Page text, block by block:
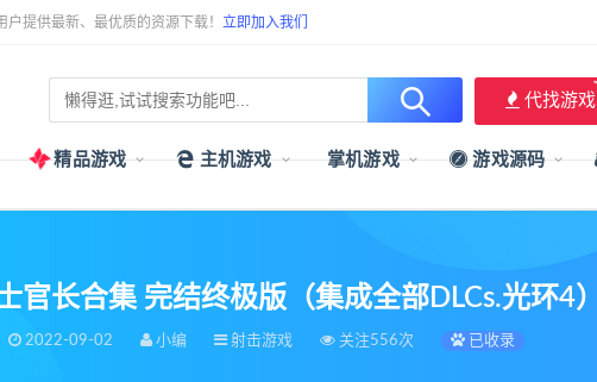
提供最新、最优质的资源下载！ 立即加入我们
代找游戏
精品游戏 主机游戏 掌机游戏 游戏源码
官长合集 完结终极版（集成全部DLCs.光环4）
2022-09-02 小编 射击游戏 关注556次 已收录